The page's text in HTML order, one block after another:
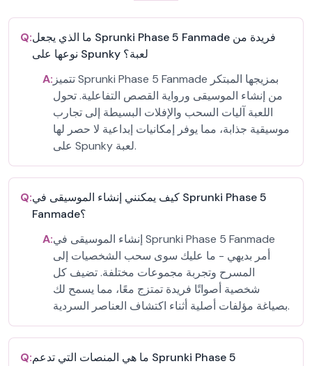
Q:ما الذي يجعل Sprunki Phase 5 Fanmade فريدة من
نوعها على Spunky لعبة؟
A: تتميز Sprunki Phase 5 Fanmade بمزيجها المبتكر
من إنشاء الموسيقى ورواية القصص التفاعلية. تحول
اللعبة آليات السحب والإفلات البسيطة إلى تجارب
موسيقية جذابة، مما يوفر إمكانيات إبداعية لا حصر لها
على Spunky لعبة.
Q:كيف يمكنني إنشاء الموسيقى في Sprunki Phase 5
Fanmade؟
A:إنشاء الموسيقى في Sprunki Phase 5 Fanmade
أمر بديهي - ما عليك سوى سحب الشخصيات إلى
المسرح وتجربة مجموعات مختلفة. تضيف كل
شخصية أصواتًا فريدة تمتزج معًا، مما يسمح لك
بصياغة مؤلفات أصلية أثناء اكتشاف العناصر السردية.
Q:ما هي المنصات التي تدعم Sprunki Phase 5